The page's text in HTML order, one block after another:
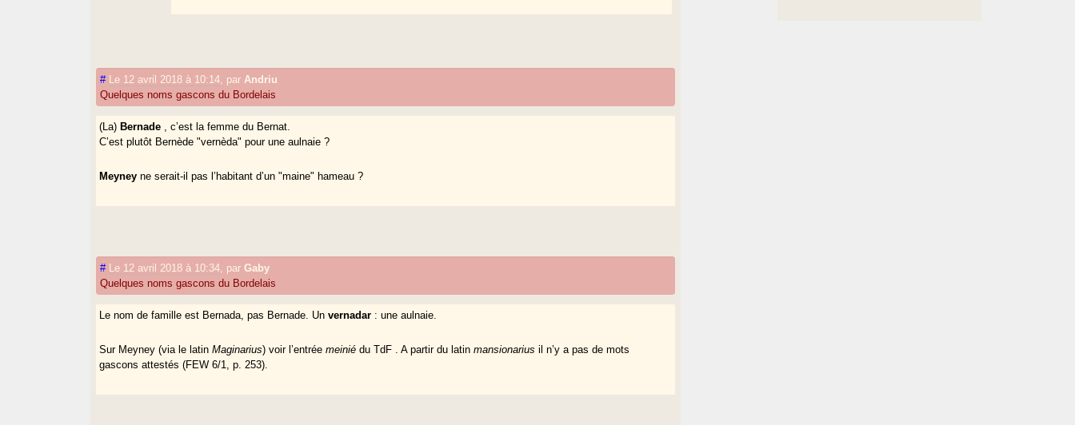
# Le 12 avril 2018 à 10:14 par Andriu
Quelques noms gascons du Bordelais
(La)Bernade
, c’est la femme du Bernat.
C’est plutôt Bernède "vernèda" pour une aulnaie ?
Meyneyne serait-il pas l’habitant d’un "maine" hameau ?
# Le 12 avril 2018 à 10:34 parGaby
Quelques noms gascons du Bordelais
Le nom de famille est Bernada, pas Bernade. Unvernadar : une aulnaie.
Sur Meyney (via le latinMaginarius) voir l’entréemeinié du TdF . A partir du latinmansionarius il n’y a pas de mots
gascons attestés (FEW 6/1, p. 253).